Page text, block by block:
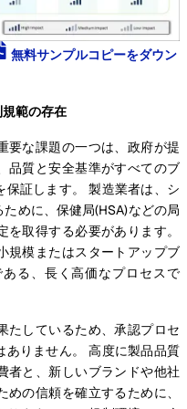
無料サンプルコピーをダウン
範の存在
要な課題の一つは、政府が提
品質と安全基準がすべてのブ
保証します。 製造業者は、シ
めに、保健局(HSA)などの局
取得する必要があります。
規模またはスタートアップブ
る、長く高価なプロセスで
たしているため、承認プロセ
ありません。 高度に製品品質
者と、新しいブランドや他社
の信頼を確立するために、